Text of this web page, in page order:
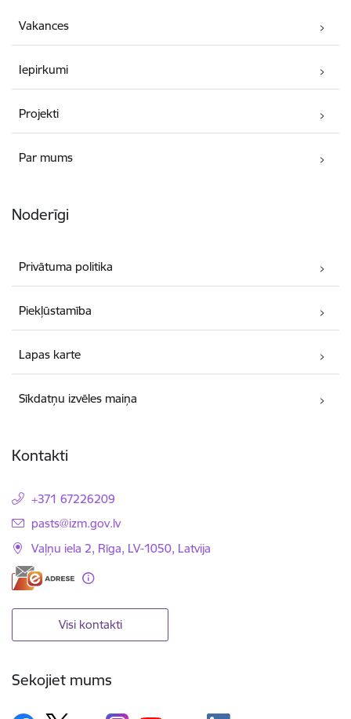
Vakances
Iepirkumi
Projekti
Par mums
Noderīgi
Privātuma politika
Piekļūstamība
Lapas karte
Sīkdatņu izvēles maiņa
Kontakti
+371 67226209
E-pasts:
pasts@izm.gov.lv
Vaļņu iela 2, Rīga, LV-1050, Latvija
Visi kontakti
Sekojiet mums